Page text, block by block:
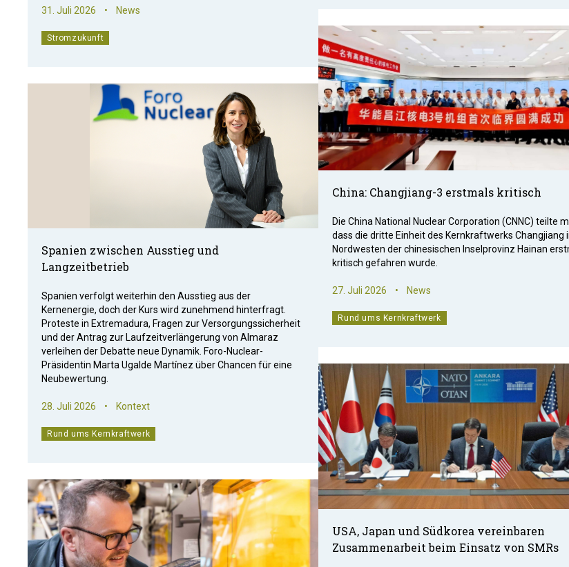
31. Juli 2026 • News
Stromzukunft
Spanien zwischen Ausstieg und
Langzeitbetrieb
Spanien verfolgt weiterhin den Ausstieg aus der
Kernenergie, doch der Kurs wird zunehmend hinterfragt.
Proteste in Extremadura, Fragen zur Versorgungssicherheit
und der Antrag zur Laufzeitverlängerung von Almaraz
verleihen der Debatte neue Dynamik. Foro-Nuclear-
Präsidentin Marta Ugalde Martínez über Chancen für eine
Neubewertung.
28. Juli 2026 • Kontext
Rund ums Kernkraftwerk
China: Changjiang-3 erstmals kritisch
Die China National Nuclear Corporation (CNNC) teilte
dass die dritte Einheit des Kernkraftwerks Changjiang
Nordwesten der chinesischen Inselprovinz Hainan
kritisch gefahren wurde.
27. Juli 2026 • News
Rund ums Kernkraftwerk
USA, Japan und Südkorea vereinbaren
Zusammenarbeit beim Einsatz von SMRs